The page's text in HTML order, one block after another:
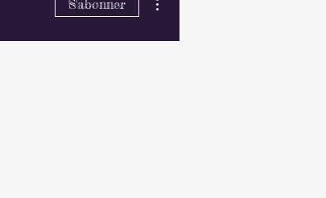
S'abonner